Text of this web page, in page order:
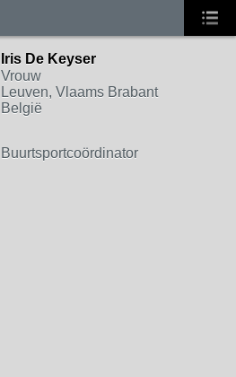
Iris De Keyser
Vrouw
Leuven, Vlaams Brabant
België
Buurtsportcoördinator